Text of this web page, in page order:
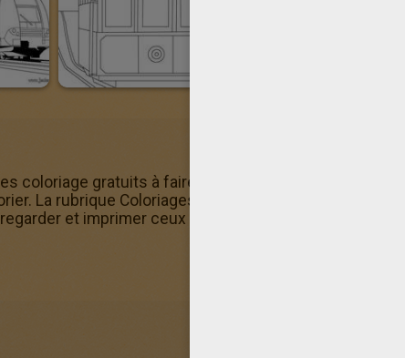
coloriage gratuits à faire en ligne ? Ce coloriage
La rubrique Coloriages de Trains contient d'autres
et imprimer ceux qui te plaisent le plus.